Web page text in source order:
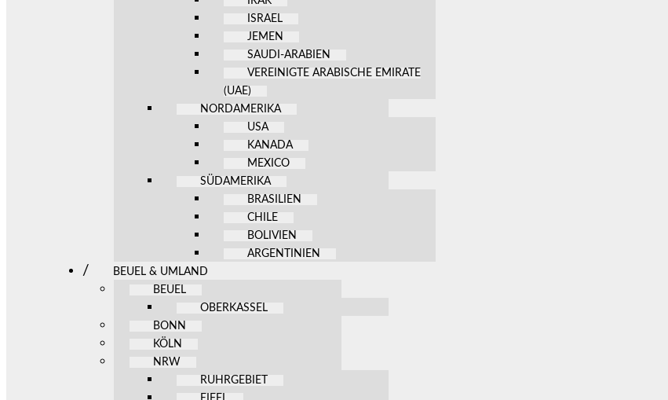
ISRAEL
JEMEN
SAUDI-ARABIEN
VEREINIGTE ARABISCHE EMIRATE
(UAE)
NORDAMERIKA
USA
KANADA
MEXICO
SÜDAMERIKA
BRASILIEN
CHILE
BOLIVIEN
ARGENTINIEN
BEUEL & UMLAND
BEUEL
OBERKASSEL
BONN
KÖLN
NRW
RUHRGEBIET